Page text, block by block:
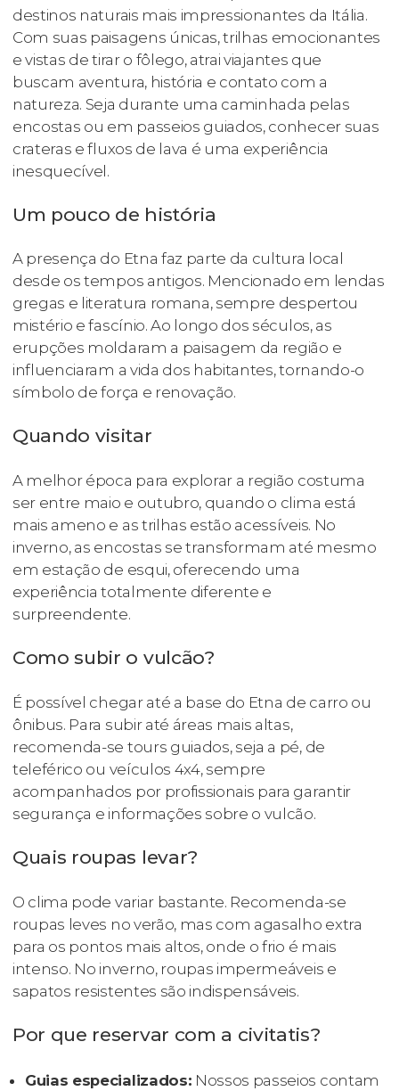
destinos naturais mais impressionantes da Itália.
Com suas paisagens únicas, trilhas emocionantes
e vistas de tirar o fôlego, atrai viajantes que
buscam aventura, história e contato com a
natureza. Seja durante uma caminhada pelas
encostas ou em passeios guiados, conhecer suas
crateras e fluxos de lava é uma experiência
inesquecível.
Um pouco de história
A presença do Etna faz parte da cultura local
desde os tempos antigos. Mencionado em lendas
gregas e literatura romana, sempre despertou
mistério e fascínio. Ao longo dos séculos, as
erupções moldaram a paisagem da região e
influenciaram a vida dos habitantes, tornando-o
símbolo de força e renovação.
Quando visitar
A melhor época para explorar a região costuma
ser entre maio e outubro, quando o clima está
mais ameno e as trilhas estão acessíveis. No
inverno, as encostas se transformam até mesmo
em estação de esqui, oferecendo uma
experiência totalmente diferente e
surpreendente.
Como subir o vulcão?
É possível chegar até a base do Etna de carro ou
ônibus. Para subir até áreas mais altas,
recomenda-se tours guiados, seja a pé, de
teleférico ou veículos 4x4, sempre
acompanhados por profissionais para garantir
segurança e informações sobre o vulcão.
Quais roupas levar?
O clima pode variar bastante. Recomenda-se
roupas leves no verão, mas com agasalho extra
para os pontos mais altos, onde o frio é mais
intenso. No inverno, roupas impermeáveis e
sapatos resistentes são indispensáveis.
Por que reservar com a civitatis?
Guias especializados: Nossos passeios contam